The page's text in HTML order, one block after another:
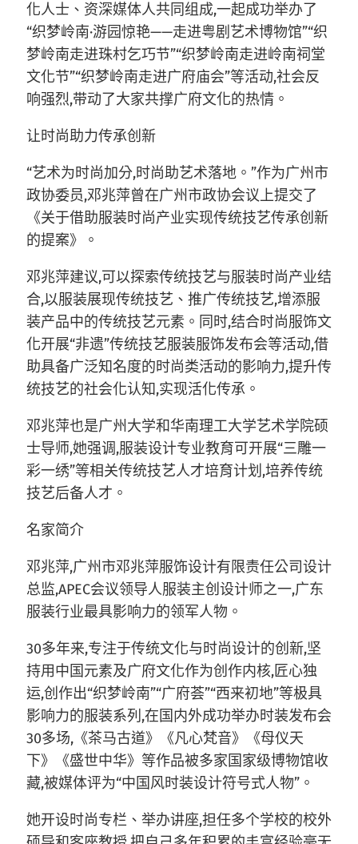
化人士、资深媒体人共同组成,一起成功举办了
“织梦岭南·游园惊艳——走进粤剧艺术博物馆”“织
梦岭南走进珠村乞巧节”“织梦岭南走进岭南祠堂
文化节”“织梦岭南走进广府庙会”等活动,社会反
响强烈,带动了大家共撑广府文化的热情。
让时尚助力传承创新
“艺术为时尚加分,时尚助艺术落地。”作为广州市
政协委员,邓兆萍曾在广州市政协会议上提交了
《关于借助服装时尚产业实现传统技艺传承创新
的提案》。
邓兆萍建议,可以探索传统技艺与服装时尚产业结
合,以服装展现传统技艺、推广传统技艺,增添服
装产品中的传统技艺元素。同时,结合时尚服饰文
化开展“非遗”传统技艺服装服饰发布会等活动,借
助具备广泛知名度的时尚类活动的影响力,提升传
统技艺的社会化认知,实现活化传承。
邓兆萍也是广州大学和华南理工大学艺术学院硕
士导师,她强调,服装设计专业教育可开展“三雕一
彩一绣”等相关传统技艺人才培育计划,培养传统
技艺后备人才。
名家简介
邓兆萍,广州市邓兆萍服饰设计有限责任公司设计
总监,APEC会议领导人服装主创设计师之一,广东
服装行业最具影响力的领军人物。
30多年来,专注于传统文化与时尚设计的创新,坚
持用中国元素及广府文化作为创作内核,匠心独
运,创作出“织梦岭南”“广府荟”“西来初地”等极具
影响力的服装系列,在国内外成功举办时装发布会
30多场,《茶马古道》《凡心梵音》《母仪天
下》《盛世中华》等作品被多家国家级博物馆收
藏,被媒体评为“中国风时装设计符号式人物”。
她开设时尚专栏、举办讲座,担任多个学校的校外